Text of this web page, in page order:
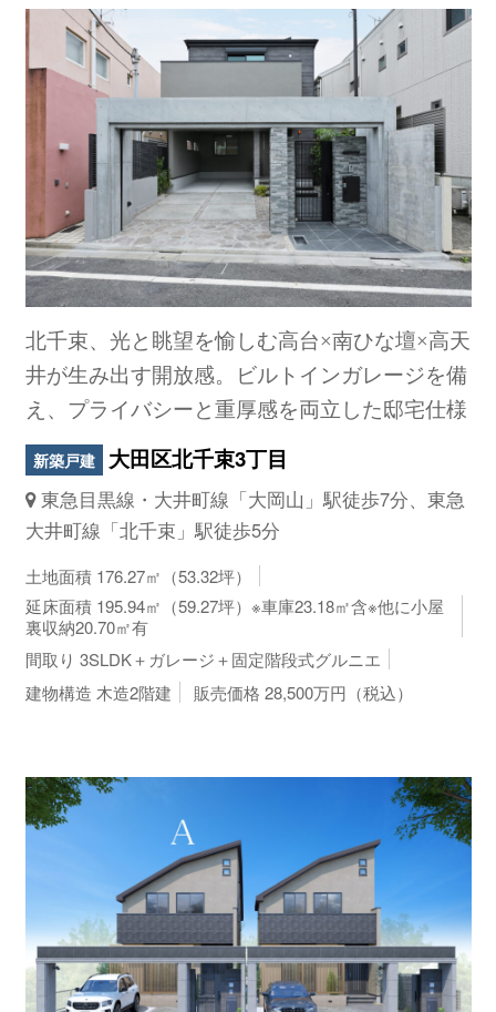
北千束、光と眺望を愉しむ高台×南ひな壇×高天
井が生み出す開放感。ビルトインガレージを備
え、プライバシーと重厚感を両立した邸宅仕様
新築戸建 大田区北千束3丁目
東急目黒線・大井町線「大岡山」駅徒歩7分、東急
大井町線「北千束」駅徒歩5分
土地面積 176.27㎡（53.32坪）
延床面積 195.94㎡（59.27坪）※車庫23.18㎡含※他に小屋
裏収納20.70㎡有
間取り 3SLDK＋ガレージ＋固定階段式グルニエ
建物構造 木造2階建
販売価格 28,500万円（税込）